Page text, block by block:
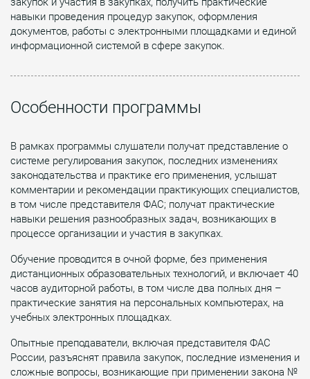
навыки проведения процедур закупок, оформления
документов, работы с электронными площадками и единой
информационной системой в сфере закупок.
Особенности программы
В рамках программы слушатели получат представление о
системе регулирования закупок, последних изменениях
законодательства и практике его применения, услышат
комментарии и рекомендации практикующих специалистов,
в том числе представителя ФАС; получат практические
навыки решения разнообразных задач, возникающих в
процессе организации и участия в закупках.
Обучение проводится в очной форме, без применения
дистанционных образовательных технологий, и включает 40
часов аудиторной работы, в том числе два полных дня –
практические занятия на персональных компьютерах, на
учебных электронных площадках.
Опытные преподаватели, включая представителя ФАС
России, разъяснят правила закупок, последние изменения и
сложные вопросы, возникающие при применении закона №